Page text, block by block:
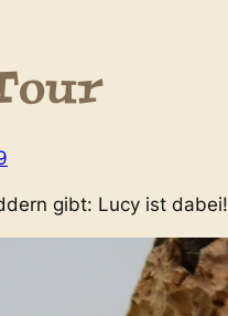
gibt: Lucy ist dabei!